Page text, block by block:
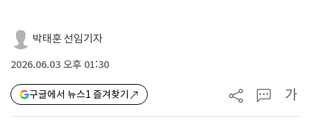
박태훈 선임기자
2026.06.03 오후 01:30
구글에서 뉴스1 즐겨찾기 가